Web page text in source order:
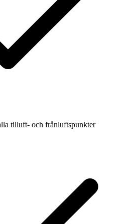
tilluft- och frånluftspunkter